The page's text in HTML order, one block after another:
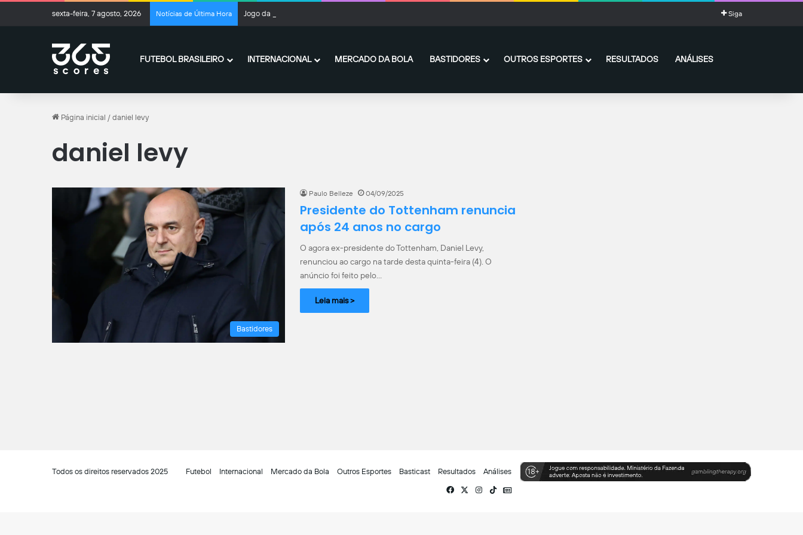
sexta-feira, 7 agosto, 2026 Notícias de Última Hora Jogo da Champions League: Complete a escalação das finais históricas Siga
FUTEBOL BRASILEIRO INTERNACIONAL MERCADO DA BOLA BASTIDORES OUTROS ESPORTES RESULTADOS ANÁLISES
Página inicial / daniel levy
daniel levy
Bastidores
Paulo Belleze 04/09/2025
Presidente do Tottenham renuncia
após 24 anos no cargo
O agora ex-presidente do Tottenham, Daniel Levy,
renunciou ao cargo na tarde desta quinta-feira (4). O
anúncio foi feito pelo…
Leia mais >
Todos os direitos reservados 2025 Futebol Internacional Mercado da Bola Outros Esportes Basticast Resultados
Análises
Facebook
X Instagram
TikTokSiga-